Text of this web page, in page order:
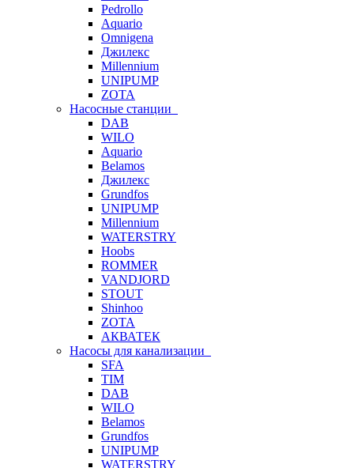
Pedrollo
Aquario
Omnigena
Джилекс
Millennium
UNIPUMP
ZOTA
Насосные станции
DAB
WILO
Aquario
Belamos
Джилекс
Grundfos
UNIPUMP
Millennium
WATERSTRY
Hoobs
ROMMER
VANDJORD
STOUT
Shinhoo
ZOTA
АКВАТЕК
Насосы для канализации
SFA
TIM
DAB
WILO
Belamos
Grundfos
UNIPUMP
WATERSTRY